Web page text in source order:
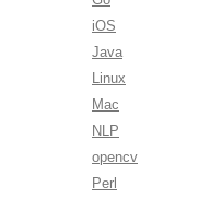
r
:
iOS
Java
Linux
Mac
NLP
opencv
Perl